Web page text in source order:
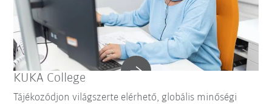
KUKA College
Tájékozódjon világszerte elérhető, globális minőségi